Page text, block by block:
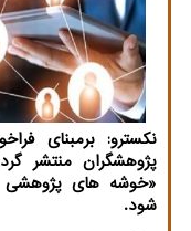
نکسترو: برمبنای
پژوهشگران منتشر
شود.